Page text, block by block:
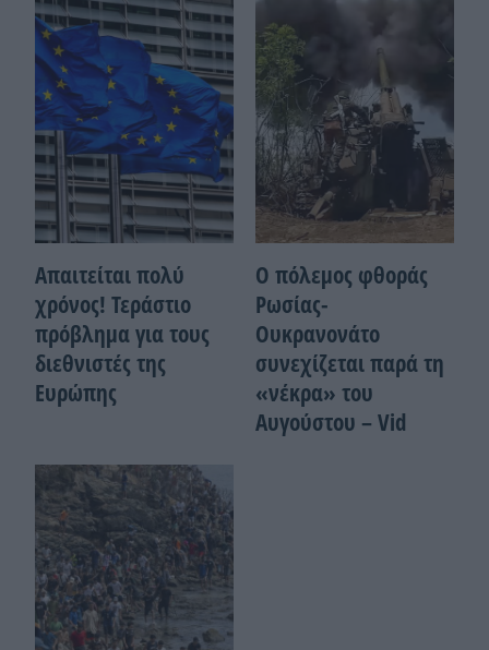
Απαιτείται πολύ
χρόνος! Τεράστιο
πρόβλημα για τους
διεθνιστές της
Ευρώπης
Ο πόλεμος φθοράς
Ρωσίας-
Ουκρανονάτο
συνεχίζεται παρά τη
«νέκρα» του
Αυγούστου – Vid